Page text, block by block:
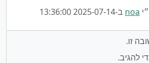
noa ב-2025-07-14 13:36:00
זו.
להגיב.